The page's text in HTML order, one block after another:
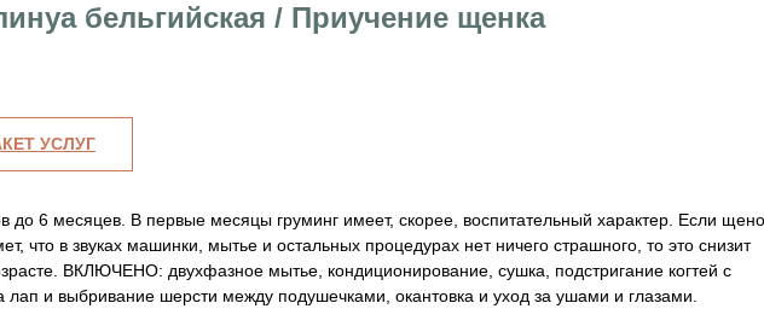
бельгийская / Приучение щенка
УСЛУГ
до 6 месяцев. В первые месяцы груминг имеет, скорее, воспитательный характер. Если
что в звуках машинки, мытье и остальных процедурах нет ничего страшного, то это снизит
ВКЛЮЧЕНО: двухфазное мытье, кондиционирование, сушка, подстригание когтей с
лап и выбривание шерсти между подушечками, окантовка и уход за ушами и глазами.